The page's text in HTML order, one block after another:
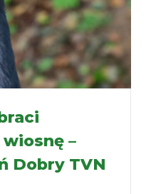
–
Dobry TVN